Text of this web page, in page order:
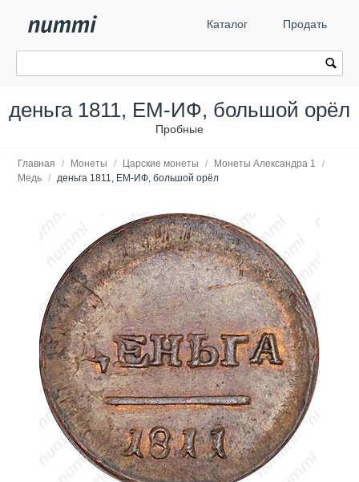
Каталог Продать
деньга 1811, ЕМ-ИФ, большой орёл
Пробные
Главная / Монеты / Царские монеты / Монеты Александра 1
/
Медь / деньга 1811, ЕМ-ИФ, большой орёл